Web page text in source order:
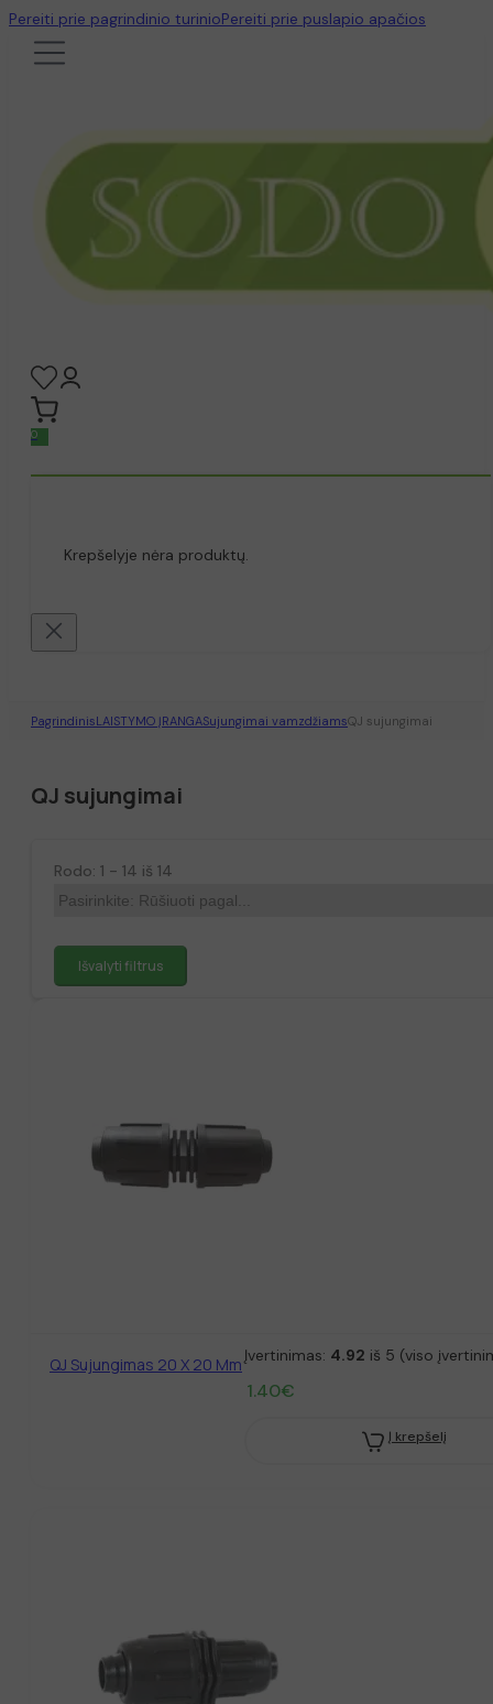
Pereiti prie pagrindinio turinioPereiti prie puslapio apačios
0
Krepšelyje nėra produktų.
PagrindinisLAISTYMO ĮRANGASujungimai vamzdžiamsQJ sujungimai
QJ sujungimai
Rodo: 1 - 14 iš 14
Išvalyti filtrus
QJ Sujungimas 20 X 20 Mm Įvertinimas: 4.92 iš 5 (viso
1.40€
Į krepšelį